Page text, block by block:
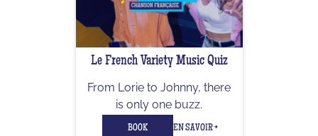
Le French Variety Music Quiz
From Lorie to Johnny, there
is only one buzz.
BOOK EN SAVOIR +